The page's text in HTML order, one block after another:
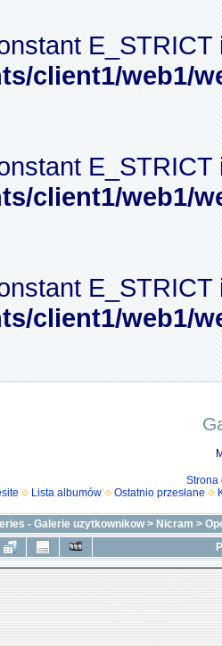
client1/web1/
client1/web1/
client1/web1/
Strona
Lista albumów Ostatnio przesłane
- Galerie uzytkownikow> Nicram >